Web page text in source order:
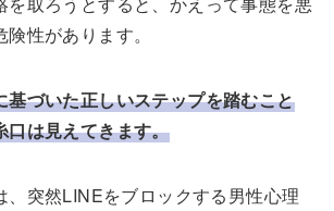
性があります。
基づいた正しいステップを踏むこと
口は見えてきます。
、突然LINEをブロックする男性心理